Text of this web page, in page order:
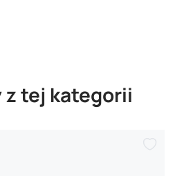
tej kategorii